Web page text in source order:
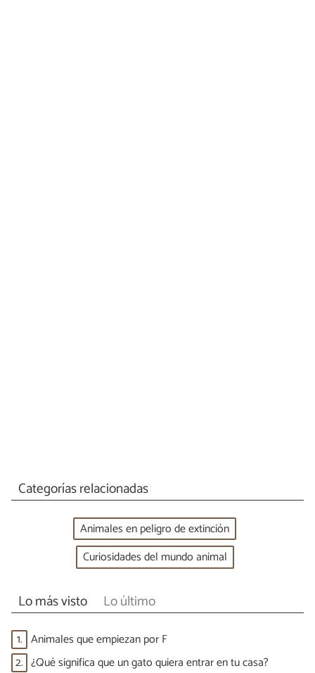
Categorías relacionadas
Animales en peligro de extinción
Curiosidades del mundo animal
Lo más visto Lo último
1. Animales que empiezan por F
2. ¿Qué significa que un gato quiera entrar en tu casa?